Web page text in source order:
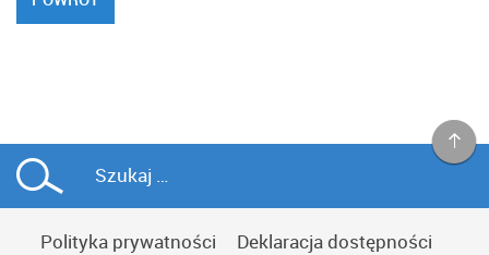
Polityka prywatności
Deklaracja dostępności